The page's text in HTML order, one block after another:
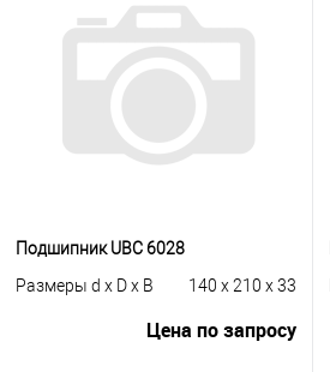
Купить в 1 клик
К сравнению
В избранное
Под заказ
Подшипник UBC 6028
Размеры d x D x B
140 x 210 x 33
Цена по запросу